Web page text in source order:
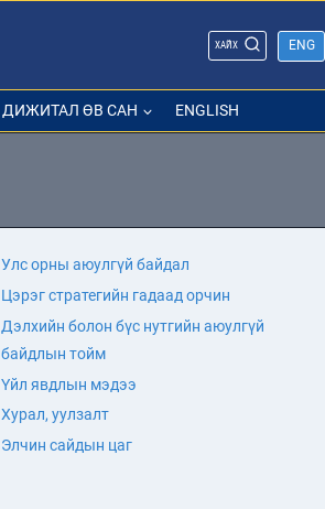
ХАЙХ ENG
ДИЖИТАЛ ӨВ САН ENGLISH
Улс орны аюулгүй байдал
Цэрэг стратегийн гадаад орчин
Дэлхийн болон бүс нутгийн аюулгүй
байдлын тойм
Үйл явдлын мэдээ
Хурал, уулзалт
Элчин сайдын цаг